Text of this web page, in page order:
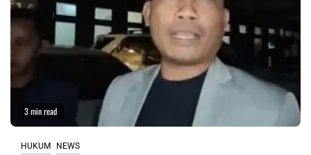
3 min read
HUKUM NEWS